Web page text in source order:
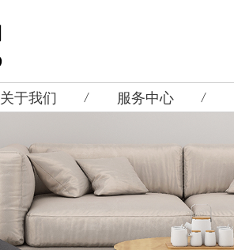
关于我们 服务中心